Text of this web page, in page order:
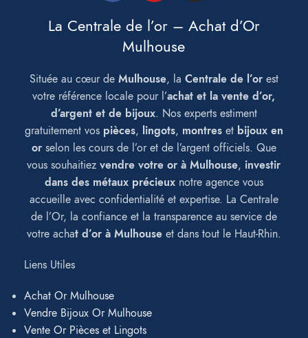
La Centrale de l’or – Achat d’Or
Mulhouse
Située au cœur de Mulhouse, la Centrale de l’orest
votre référence locale pour l’achat et la vente d’or,
d’argent et de bijoux. Nos experts estiment
gratuitement vos pièces, lingots, montreset bijoux en
orselon les cours de l’or et de l’argent officiels. Que
vous souhaitiezvendre votre or à Mulhouse, investir
dans des métaux précieuxnotre agence vous
accueille avec confidentialité et expertise. La Centrale
de l’Or, la confiance et la transparence au service de
votre achat d’or à Mulhouseet dans tout le Haut-Rhin.
Liens Utiles
Achat Or Mulhouse
Vendre Bijoux Or Mulhouse
Vente Or Pièces et Lingots